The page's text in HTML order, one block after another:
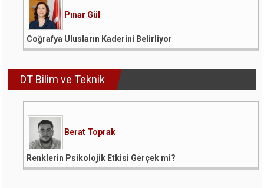
Pınar Gül
Coğrafya Ulusların Kaderini Belirliyor
DT Bilim ve Teknik
Berat Toprak
Renklerin Psikolojik Etkisi Gerçek mi?